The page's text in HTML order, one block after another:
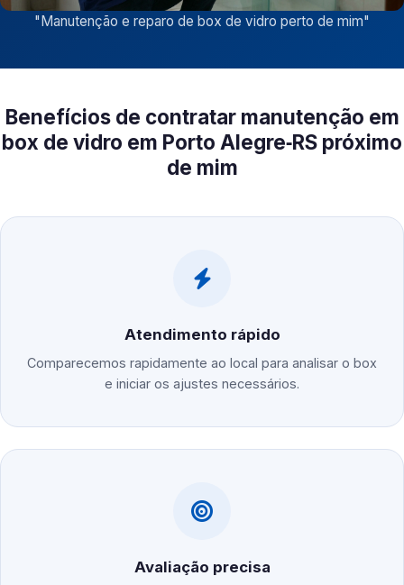
"Manutenção e reparo de box de vidro perto de mim"
Benefícios de contratar manutenção em
box de vidro em Porto Alegre‑RS próximo
de mim
Atendimento rápido
Comparecemos rapidamente ao local para analisar o box
e iniciar os ajustes necessários.
Avaliação precisa